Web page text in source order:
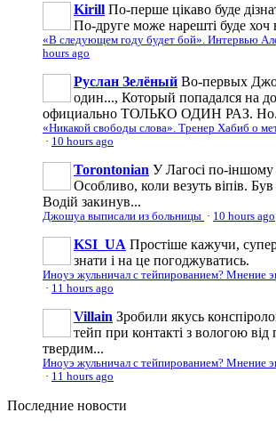
Kirill По-перше цікаво буде
По-друге може нарешті буде хоч
«В следующем году будет бой». Интервью
hours ago
Руслан Зелёный Во-первых
один..., Который попадался на
официально ТОЛЬКО ОДИН РАЗ.
«Никакой свободы слова». Тренер Хабиб о
· 10 hours ago
Torontonian У Лагосі по-іншому
Особливо, коли везуть віпів.
Водій закинув...
Джошуа выписали из больницы · 10 hours ago
KSI_UA Простіше кажучи,
знати і на це погоджуватись.
Иноуэ жульничал с тейпированием? Мнение
· 11 hours ago
Villain Зробили якусь
тейп при контакті з вологою від
твердим...
Иноуэ жульничал с тейпированием? Мнение
· 11 hours ago
Последние новости